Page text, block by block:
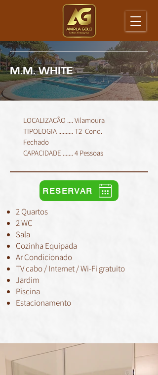
M.M. WHITE
LOCALIZAÇÃO .... Vilamoura
TIPOLOGIA .......... T2 Cond.
Fechado
CAPACIDADE ....... 4 Pessoas
RESERVAR
2 Quartos
2 WC
Sala
Cozinha Equipada
Ar Condicionado
TV cabo / Internet / Wi-Fi gratuito
Jardim
Piscina
Estacionamento